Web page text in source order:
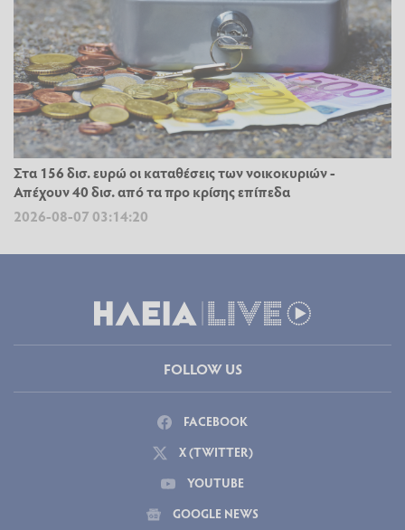
Στα 156 δισ. ευρώ οι καταθέσεις των νοικοκυριών -
Απέχουν 40 δισ. από τα προ κρίσης επίπεδα
2026-08-07 03:14:20
FOLLOW US
FACEBOOK
X (TWITTER)
YOUTUBE
GOOGLE NEWS